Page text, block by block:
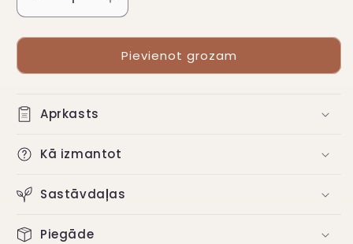
Samazināt
daudzumu
Gēla
Studios
ivory
lilac
Bez
Palielināt
daudzumu
Gēla
laka
Studios
Bez
Pievienot grozam
Aprkasts
Kā izmantot
Sastāvdaļas
Piegāde